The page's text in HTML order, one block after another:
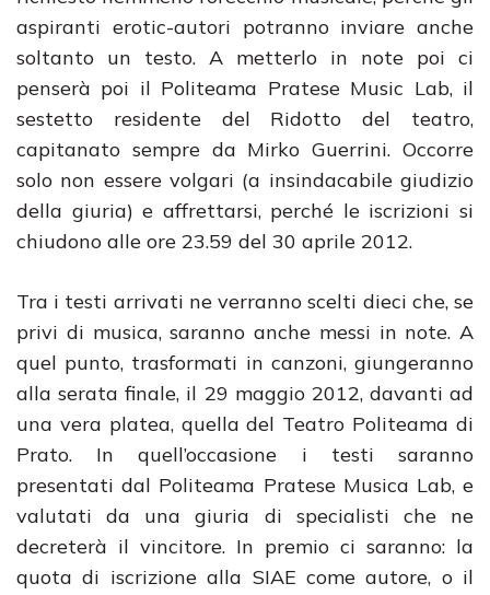
aspiranti erotic-autori potranno inviare anche
soltanto un testo. A metterlo in note poi ci
penserà poi il Politeama Pratese Music Lab, il
sestetto residente del Ridotto del teatro,
capitanato sempre da Mirko Guerrini. Occorre
solo non essere volgari (a insindacabile giudizio
della giuria) e affrettarsi, perché le iscrizioni si
chiudono alle ore 23.59 del 30 aprile 2012.
Tra i testi arrivati ne verranno scelti dieci che, se
privi di musica, saranno anche messi in note. A
quel punto, trasformati in canzoni, giungeranno
alla serata finale, il 29 maggio 2012, davanti ad
una vera platea, quella del Teatro Politeama di
Prato. In quell’occasione i testi saranno
presentati dal Politeama Pratese Musica Lab, e
valutati da una giuria di specialisti che ne
decreterà il vincitore. In premio ci saranno: la
quota di iscrizione alla SIAE come autore, o il